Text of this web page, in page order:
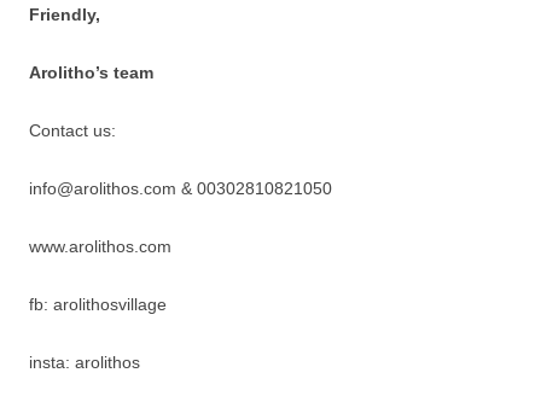
Friendly,
Arolitho’s team
Contact us:
info@arolithos.com & 00302810821050
www.arolithos.com
fb: arolithosvillage
insta: arolithos